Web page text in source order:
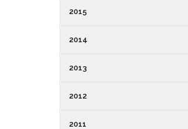
2015
2014
2013
2012
2011